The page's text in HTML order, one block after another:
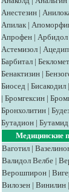
Анестезин |
Апилак |
Апрофен | Арбидол
Астемизол |
Барбитал |
Бенактизин |
Биосед | Бисакодил |
| Бромгексин |
Бронхолитин |
Бутадион | Бутамид
Медицинские
Ваготил |
Валидол Велбе |
Верошпирон |
Вилозен | Винилин |